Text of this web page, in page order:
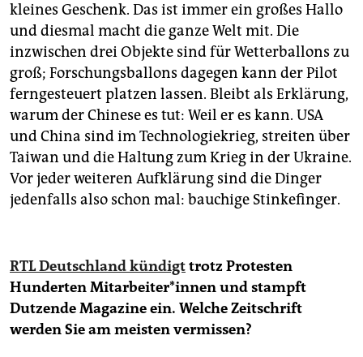
kleines Geschenk. Das ist immer ein großes Hallo
und diesmal macht die ganze Welt mit. Die
inzwischen drei Objekte sind für Wetterballons zu
groß; Forschungsballons dagegen kann der Pilot
ferngesteuert platzen lassen. Bleibt als Erklärung,
warum der Chinese es tut: Weil er es kann. USA
und China sind im Technologiekrieg, streiten über
Taiwan und die Haltung zum Krieg in der Ukraine.
Vor jeder weiteren Aufklärung sind die Dinger
jedenfalls also schon mal: bauchige Stinkefinger.
RTL Deutschland kündigttrotz Protesten
Hunderten Mit­ar­bei­te­r*in­nen und stampft
Dutzende Magazine ein. Welche Zeitschrift
werden Sie am meisten vermissen?